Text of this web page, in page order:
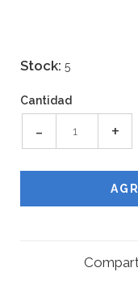
Stock: 5
Cantidad
- +